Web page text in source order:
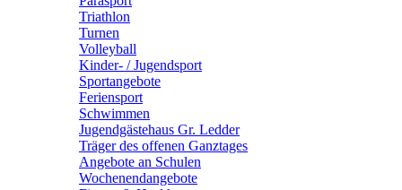
Triathlon
Turnen
Volleyball
Kinder- / Jugendsport
Sportangebote
Feriensport
Schwimmen
Jugendgästehaus Gr. Ledder
Träger des offenen Ganztages
Angebote an Schulen
Wochenendangebote